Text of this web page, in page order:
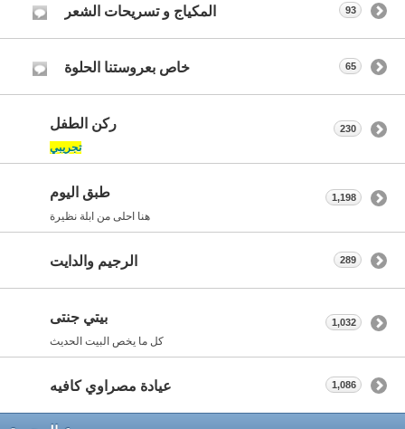
المكياج و تسريحات الشعر 93
خاص بعروستنا الحلوة 65
ركن الطفل
تجريبي
230
طبق اليوم
هنا احلى من ابلة نظيرة
1,198
الرجيم والدايت 289
بيتي جنتى
كل ما يخص البيت الحديث
1,032
عيادة مصراوي كافيه 1,086